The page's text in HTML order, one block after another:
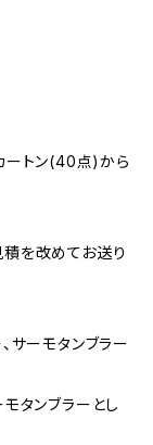
ートン(40点)から
を改めてお送り
サーモタンブラー
タンブラーとし